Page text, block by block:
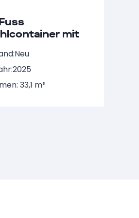
mit
2
Neu
2025
33,1 m³